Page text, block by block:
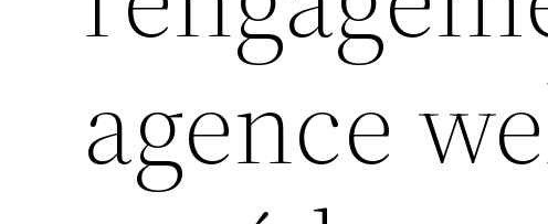
agence